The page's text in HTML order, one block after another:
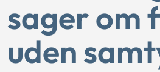
sager om
uden